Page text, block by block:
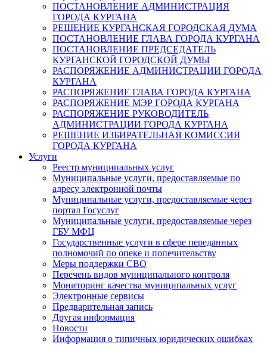
ПОСТАНОВЛЕНИЕ АДМИНИСТРАЦИЯ
ГОРОДА КУРГАНА
РЕШЕНИЕ КУРГАНСКАЯ ГОРОДСКАЯ ДУМА
ПОСТАНОВЛЕНИЕ ГЛАВА ГОРОДА КУРГАНА
ПОСТАНОВЛЕНИЕ ПРЕДСЕДАТЕЛЬ
КУРГАНСКОЙ ГОРОДСКОЙ ДУМЫ
РАСПОРЯЖЕНИЕ АДМИНИСТРАЦИИ ГОРОДА
КУРГАНА
РАСПОРЯЖЕНИЕ ГЛАВА ГОРОДА КУРГАНА
РАСПОРЯЖЕНИЕ МЭР ГОРОДА КУРГАНА
РАСПОРЯЖЕНИЕ РУКОВОДИТЕЛЬ
АДМИНИСТРАЦИИ ГОРОДА КУРГАНА
РЕШЕНИЕ ИЗБИРАТЕЛЬНАЯ КОМИССИЯ
ГОРОДА КУРГАНА
Услуги
Реестр муниципальных услуг
Муниципальные услуги, предоставляемые по
адресу электронной почты
Муниципальные услуги, предоставляемые через
портал Госуслуг
Муниципальные услуги, предоставляемые через
ГБУ МФЦ
Государственные услуги в сфере переданных
полномочий по опеке и попечительству
Меры поддержки СВО
Перечень видов муниципального контроля
Мониторинг качества муниципальных услуг
Электронные сервисы
Предварительная запись
Другая информация
Новости
Информация о типичных юридических ошибках